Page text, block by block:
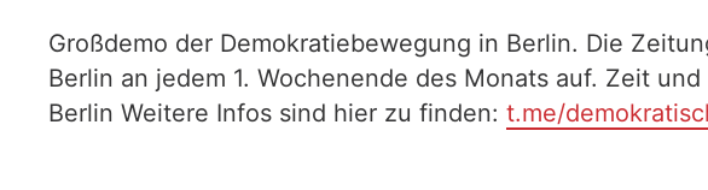
Großdemo der Demokratiebewegung in Berlin. Die
Berlin an jedem 1. Wochenende des Monats auf. Zeit
Berlin Weitere Infos sind hier zu finden: t.me/